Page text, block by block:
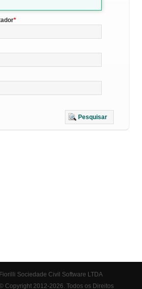
Pesquisar
Fiorilli Sociedade Civil Software LTDA
Copyright 2012-2026. Todos os Direitos